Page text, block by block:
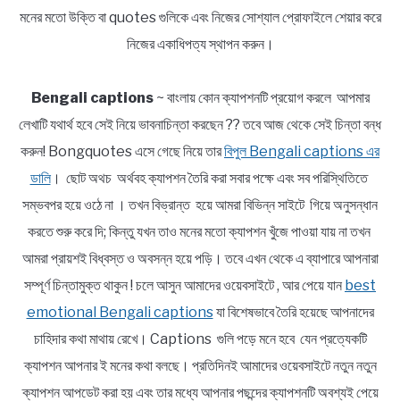
মনের মতো উক্তি বা quotes গুলিকে এবং নিজের সোশ্যাল প্রোফাইলে শেয়ার করে
নিজের একাধিপত্য স্থাপন করুন।
Bengali captions~ বাংলায় কোন ক্যাপশনটি প্রয়োগ করলে আপমার
লেখাটি যথার্থ হবে সেই নিয়ে ভাবনাচিন্তা করছেন ?? তবে আজ থেকে সেই চিন্তা বন্ধ
করুন! Bongquotes এসে গেছে নিয়ে তারবিপুল Bengali captions এর
ডালি। ছোট অথচ অর্থবহ ক্যাপশন তৈরি করা সবার পক্ষে এবং সব পরিস্থিতিতে
সম্ভবপর হয়ে ওঠে না । তখন বিভ্রান্ত হয়ে আমরা বিভিন্ন সাইটে গিয়ে অনুসন্ধান
করতে শুরু করে দি; কিন্তু যখন তাও মনের মতো ক্যাপশন খুঁজে পাওয়া যায় না তখন
আমরা প্রায়শই বিধ্বস্ত ও অবসন্ন হয়ে পড়ি। তবে এখন থেকে এ ব্যাপারে আপনারা
সম্পূর্ণ চিন্তামুক্ত থাকুন ! চলে আসুন আমাদের ওয়েবসাইটে , আর পেয়ে যান best
emotional Bengali captionsযা বিশেষভাবে তৈরি হয়েছে আপনাদের
চাহিদার কথা মাথায় রেখে। Captions গুলি পড়ে মনে হবে যেন প্রত্যেকটি
ক্যাপশন আপনার ই মনের কথা বলছে। প্রতিদিনই আমাদের ওয়েবসাইটে নতুন নতুন
ক্যাপশন আপডেট করা হয় এবং তার মধ্যে আপনার পছন্দের ক্যাপশনটি অবশ্যই পেয়ে